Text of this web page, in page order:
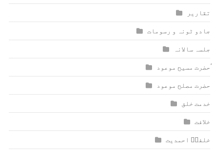
تقاریر
جادو ٹونہ و رسومات
جلسہ سالانہ
ٰؑحضرت مسیح موعود
حضرت مصلح موعود
خدمت خلق
خلافت
خلفاؑ احمدیت